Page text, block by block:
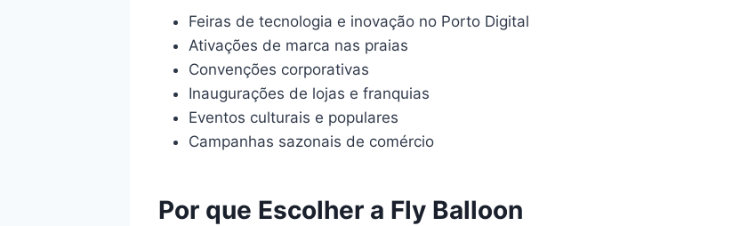
Feiras de tecnologia e inovação no Porto Digital
Ativações de marca nas praias
Convenções corporativas
Inaugurações de lojas e franquias
Eventos culturais e populares
Campanhas sazonais de comércio
Por que Escolher a Fly Balloon